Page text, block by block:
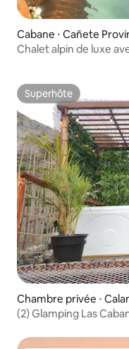
Cabane ⋅ Cañete
Chalet alpin de luxe
Superhôte
Superhôte
Chambre privée ⋅
(2) Glamping Las